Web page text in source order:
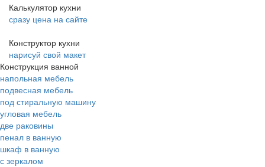
Калькулятор кухни
сразу цена на сайте
Конструктор кухни
нарисуй свой макет
Конструкция ванной
напольная мебель
подвесная мебель
под стиральную машину
угловая мебель
две раковины
пенал в ванную
шкаф в ванную
с зеркалом